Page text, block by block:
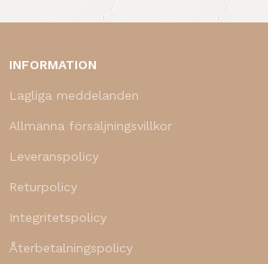
INFORMATION
Lagliga meddelanden
Allmänna försäljningsvillkor
Leveranspolicy
Returpolicy
Integritetspolicy
Återbetalningspolicy